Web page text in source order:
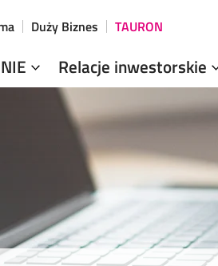
Duży Biznes TAURON
Relacje inwestorskie